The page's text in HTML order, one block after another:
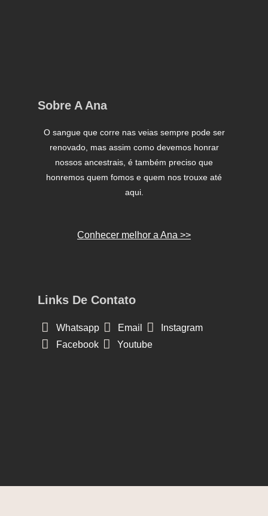
Sobre A Ana
O sangue que corre nas veias sempre pode ser
renovado, mas assim como devemos honrar
nossos ancestrais, é também preciso que
honremos quem fomos e quem nos trouxe até
aqui.
Conhecer melhor a Ana >>
Links De Contato
Whatsapp Email
Instagram
Facebook
Youtube